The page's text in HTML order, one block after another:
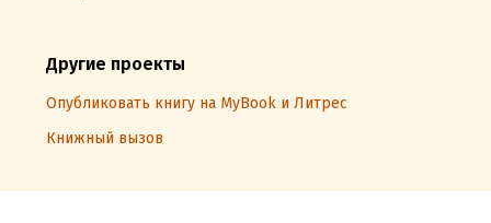
Другие проекты
Опубликовать книгу на MyBook и Литрес
Книжный вызов